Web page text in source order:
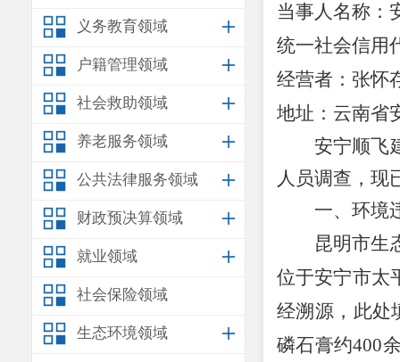
义务教育领域
户籍管理领域
社会救助领域
养老服务领域
公共法律服务领域
财政预决算领域
就业领域
社会保险领域
生态环境领域
当事人名称：
统一社会信用
经营者 ： 张怀
地址： 云南省
安宁顺飞
人员调查，现
一、环境
昆明市生
位于安宁市太
经溯源，此处
磷石膏约400